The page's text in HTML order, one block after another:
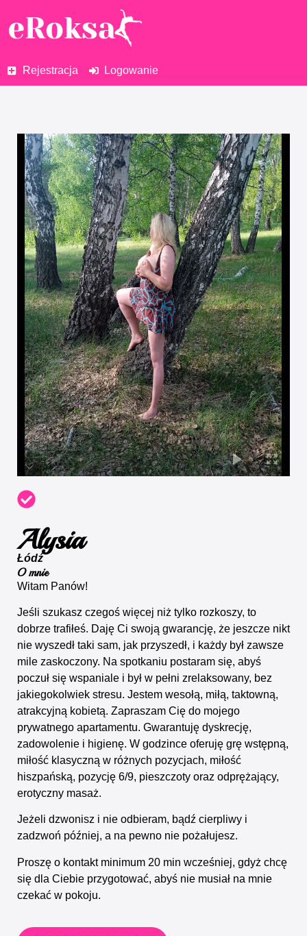
Rejestracja Logowanie
Alysia
Łódź
O mnie
Witam Panów!
Jeśli szukasz czegoś więcej niż tylko rozkoszy, to
dobrze trafiłeś. Daję Ci swoją gwarancję, że jeszcze nikt
nie wyszedł taki sam, jak przyszedł, i każdy był zawsze
mile zaskoczony. Na spotkaniu postaram się, abyś
poczuł się wspaniale i był w pełni zrelaksowany, bez
jakiegokolwiek stresu. Jestem wesołą, miłą, taktowną,
atrakcyjną kobietą. Zapraszam Cię do mojego
prywatnego apartamentu. Gwarantuję dyskrecję,
zadowolenie i higienę. W godzince oferuję grę wstępną,
miłość klasyczną w różnych pozycjach, miłość
hiszpańską, pozycję 6/9, pieszczoty oraz odprężający,
erotyczny masaż.
Jeżeli dzwonisz i nie odbieram, bądź cierpliwy i
zadzwoń później, a na pewno nie pożałujesz.
Proszę o kontakt minimum 20 min wcześniej, gdyż chcę
się dla Ciebie przygotować, abyś nie musiał na mnie
czekać w pokoju.